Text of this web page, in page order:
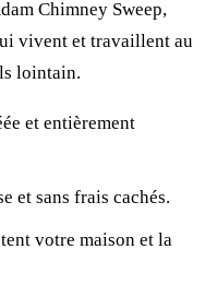
Chimney Sweep,
vivent et travaillent au
lointain.
et entièrement
et sans frais cachés.
votre maison et la